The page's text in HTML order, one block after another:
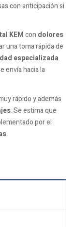
con anticipación si
KEMcon dolores
una toma rápida de
especializada.
envía hacia la
rápido y además
. Se estima que
por el
.